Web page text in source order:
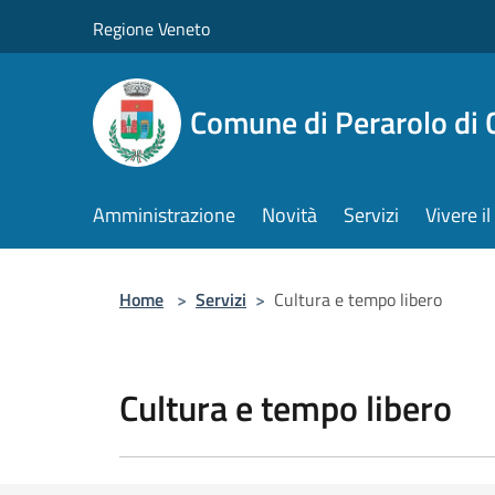
Regione Veneto
Comune di Perarolo di
Amministrazione Novità Servizi Vivere
Home > Servizi > Cultura e tempo libero
Cultura e tempo libero